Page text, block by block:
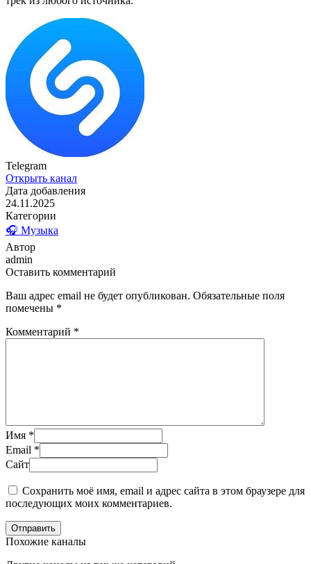
Telegram
Открыть канал
Дата добавления
24.11.2025
Категории
🎧 Музыка
Автор
admin
Оставить комментарий
Ваш адрес email не будет опубликован. Обязательные поля
помечены *
Комментарий *
Имя *
Email *
Сайт
Сохранить моё имя, email и адрес сайта в этом браузере для
последующих моих комментариев.
Отправить
Похожие каналы